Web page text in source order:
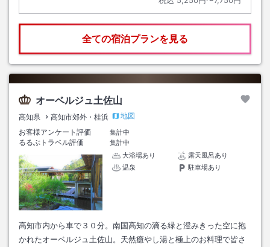
全ての宿泊プランを見る
オーベルジュ土佐山
高知県 高知市郊外・桂浜
地図
お客様アンケート評価
集計中
るるぶトラベル評価
集計中
大浴場あり
露天風呂あり
温泉
駐車場あり
高知市内から車で３０分。南国高知の滴る緑と澄みきった空に抱
かれたオーベルジュ土佐山。天然癒やし湯と極上のお料理で皆さ